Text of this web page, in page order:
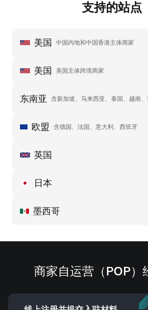
支持的站点
美国 中国内地和中国香港主体商家
美国 美国主体跨境商家
东南亚 含新加坡、马来西亚、泰国、越南
欧盟 含德国、法国、意大利、西班牙
英国
日本
墨西哥
商家自运营（POP）